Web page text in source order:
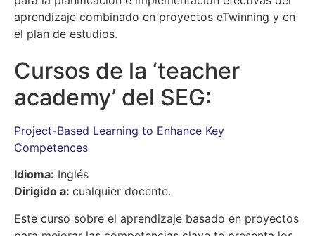
aprendizaje combinado en proyectos eTwinning y en
el plan de estudios.
Cursos de la ‘teacher
academy’ del SEG:
Project-Based Learning to Enhance Key
Competences
Idioma: Inglés
Dirigido a: cualquier docente.
Este curso sobre el aprendizaje basado en proyectos